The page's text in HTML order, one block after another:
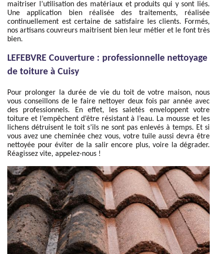
maitriser l’utilisation des matériaux et produits qui y sont liés.
Une application bien réalisée des traitements, réalisée
continuellement est certaine de satisfaire les clients. Formés,
nos artisans couvreurs maitrisent bien leur métier et le font très
bien.
LEFEBVRE Couverture : professionnelle nettoyage
de toiture à Cuisy
Pour prolonger la durée de vie du toit de votre maison, nous
vous conseillons de le faire nettoyer deux fois par année avec
des professionnels. En effet, les saletés enveloppent votre
toiture et l’empêchent d’être résistant à l’eau. La mousse et les
lichens détruisent le toit s’ils ne sont pas enlevés à temps. Et si
vous avez une cheminée chez vous, votre tuile aussi devra être
nettoyée pour éviter de la salir encore plus, voire la dégrader.
Réagissez vite, appelez-nous !